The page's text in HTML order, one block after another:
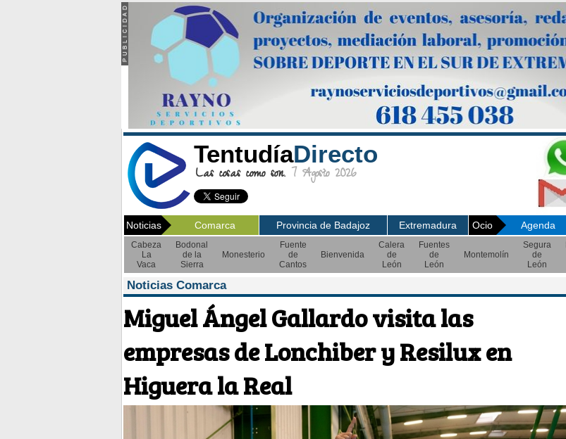
TentudíaDirecto
Las cosas como son. 7 Agosto 2026
Noticias Comarca Provincia de Badajoz Extremadura Ocio Agenda
Cabeza
La
Vaca
Bodonal
de la
Sierra
Monesterio
Fuente
de
Cantos
Bienvenida
Calera
de
León
Fuentes
de
León
Montemolín
Segura
de
León
Noticias Comarca
Miguel Ángel Gallardo visita las
empresas de Lonchiber y Resilux en
Higuera la Real